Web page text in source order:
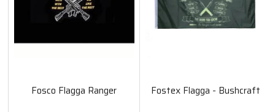
Fosco Flagga Ranger Fostex Flagga - Bushcraft